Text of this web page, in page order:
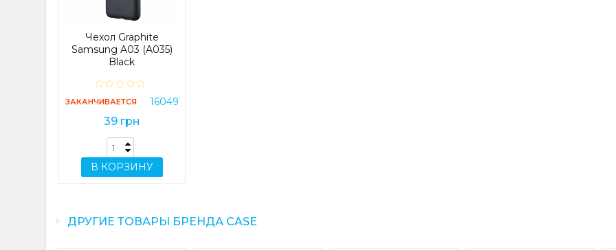
Чехол Graphite
Samsung A03 (A035)
Black
ЗАКАНЧИВАЕТСЯ 16049
39 грн
В КОРЗИНУ
ДРУГИЕ ТОВАРЫ БРЕНДА CASE